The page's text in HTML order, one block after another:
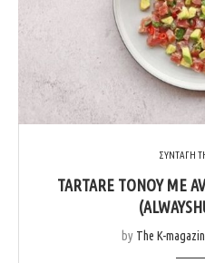
ΣΥΝΤΑΓΗ
TARTARE ΤΌΝΟΥ ΜΕ
by The K-